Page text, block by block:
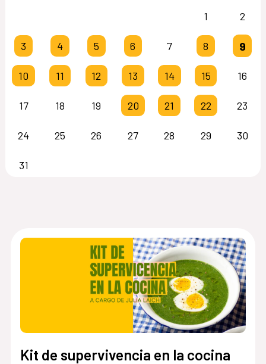
Kit de supervivencia en la cocina
1 2
3 4 5 6 7 8 9
10 11 12 13 14 15 16
17 18 19 20 21 22 23
24 25 26 27 28 29 30
31